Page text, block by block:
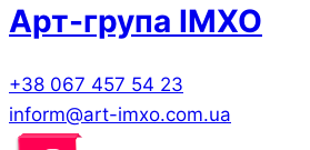
Арт-група ІМХО
+38 067 457 54 23
inform@art-imxo.com.ua